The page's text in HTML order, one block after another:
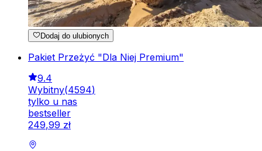
Dodaj do ulubionych
Pakiet Przeżyć "Dla Niej Premium"
9.4
Wybitny(4594)
tylko u nas
bestseller
249,99 zł